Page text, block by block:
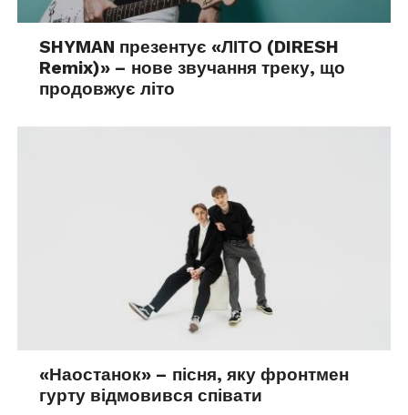
SHYMAN презентує «ЛІТО (DIRESH
Remix)» – нове звучання треку, що
продовжує літо
«Наостанок» – пісня, яку фронтмен
гурту відмовився співати